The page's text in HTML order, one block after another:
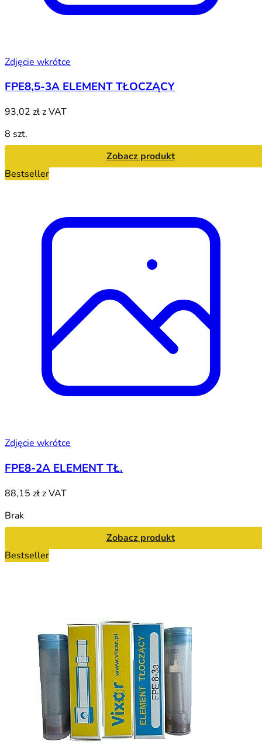
Zdjęcie wkrótce
FPE8,5-3A ELEMENT TŁOCZĄCY
93,02 złz VAT
8 szt.
Zobacz produkt
Bestseller
Zdjęcie wkrótce
FPE8-2A ELEMENT TŁ.
88,15 złz VAT
Brak
Zobacz produkt
Bestseller